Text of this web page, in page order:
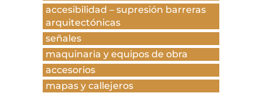
accesibilidad – supresión barreras
arquitectónicas
señales
maquinaria y equipos de obra
accesorios
mapas y callejeros